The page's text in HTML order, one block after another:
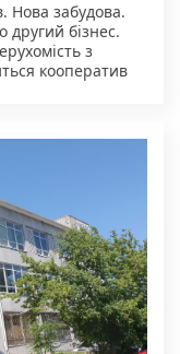
Нова забудова.
бізнес.
з
кооператив